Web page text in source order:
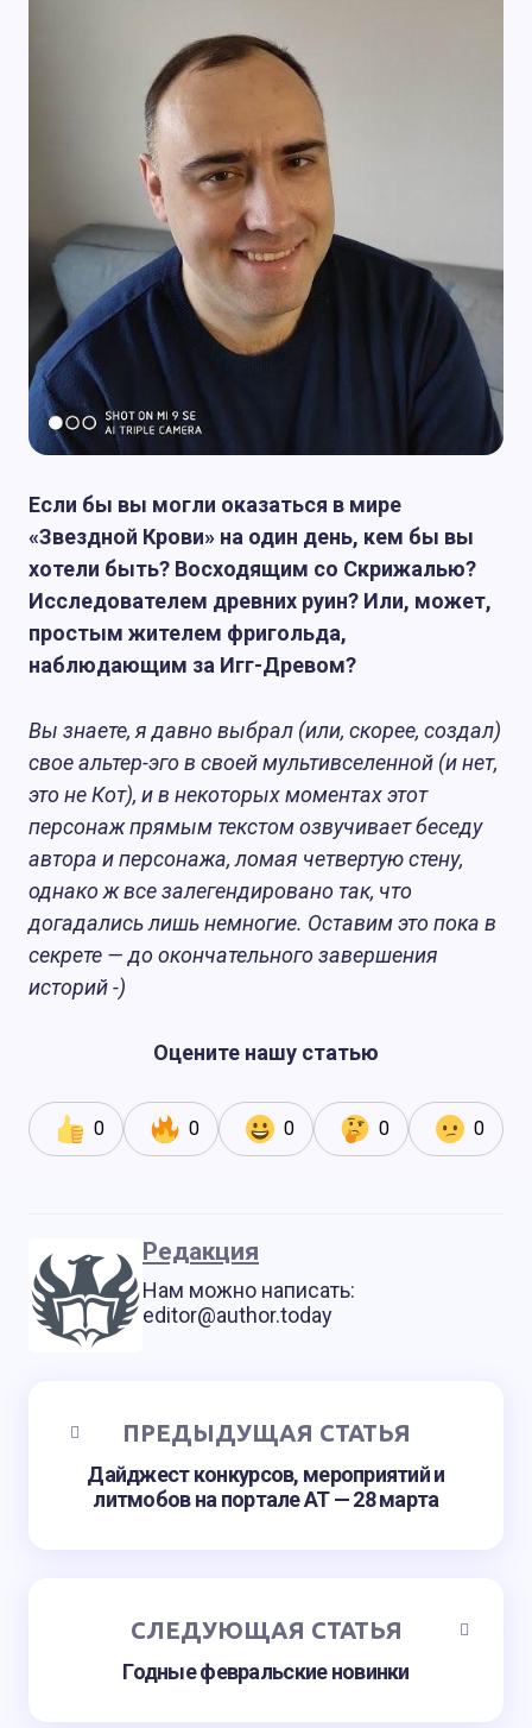
Если бы вы могли оказаться в мире
«Звездной Крови» на один день, кем бы вы
хотели быть? Восходящим со Скрижалью?
Исследователем древних руин? Или, может,
простым жителем фригольда,
наблюдающим за Игг-Древом?
Вы знаете, я давно выбрал (или, скорее, создал)
свое альтер-эго в своей мультивселенной (и нет,
это не Кот), и в некоторых моментах этот
персонаж прямым текстом озвучивает беседу
автора и персонажа, ломая четвертую стену,
однако ж все залегендировано так, что
догадались лишь немногие. Оставим это пока в
секрете — до окончательного завершения
историй -)
Оцените нашу статью
0 0 0 0 0
Редакция
Нам можно написать:
editor@author.today
ПРЕДЫДУЩАЯ СТАТЬЯ
Дайджест конкурсов, мероприятий и
литмобов на портале АТ — 28 марта
СЛЕДУЮЩАЯ СТАТЬЯ
Годные февральские новинки